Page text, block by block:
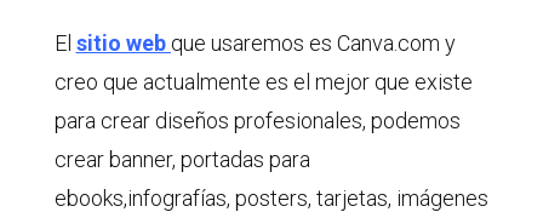
El sitio web que usaremos es Canva.com y
creo que actualmente es el mejor que existe
para crear diseños profesionales, podemos
crear banner, portadas para
ebooks,infografías, posters, tarjetas, imágenes